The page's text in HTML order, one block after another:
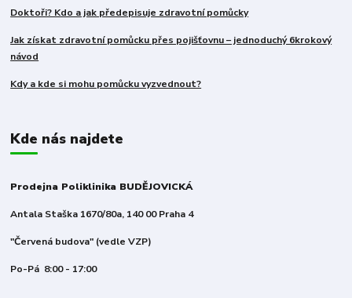
Doktoři? Kdo a jak předepisuje zdravotní pomůcky
Jak získat zdravotní pomůcku přes pojišťovnu – jednoduchý 6krokový
návod
Kdy a kde si mohu pomůcku vyzvednout?
Kde nás najdete
Prodejna Poliklinika BUDĚJOVICKÁ
Antala Staška 1670/80a, 140 00 Praha 4
"Červená budova" (vedle VZP)
Po-Pá 8:00 - 17:00